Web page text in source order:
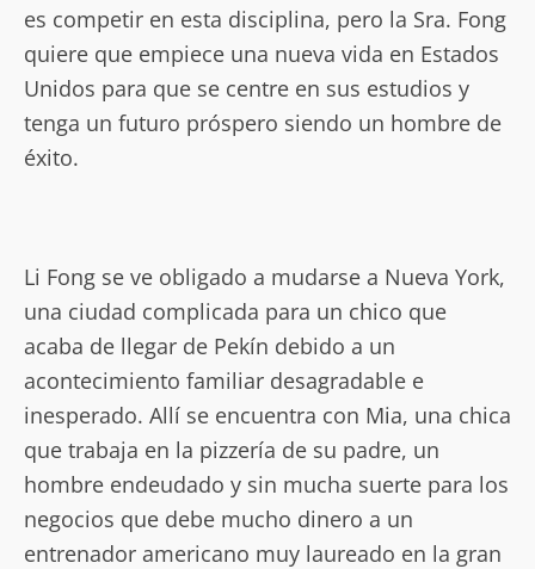
es competir en esta disciplina, pero la Sra. Fong
quiere que empiece una nueva vida en Estados
Unidos para que se centre en sus estudios y
tenga un futuro próspero siendo un hombre de
éxito.
Li Fong se ve obligado a mudarse a Nueva York,
una ciudad complicada para un chico que
acaba de llegar de Pekín debido a un
acontecimiento familiar desagradable e
inesperado. Allí se encuentra con Mia, una chica
que trabaja en la pizzería de su padre, un
hombre endeudado y sin mucha suerte para los
negocios que debe mucho dinero a un
entrenador americano muy laureado en la gran